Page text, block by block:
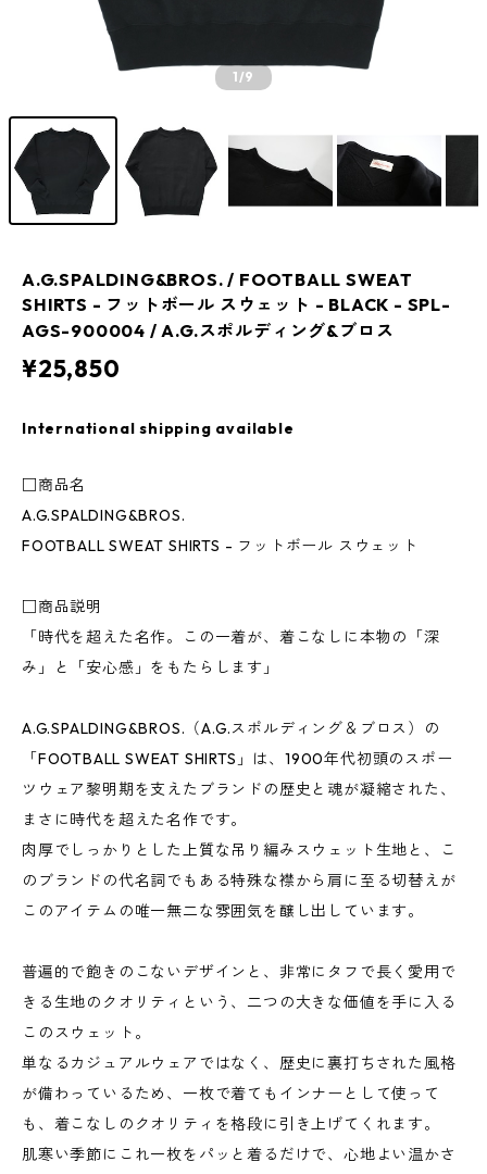
1/9
A.G.SPALDING&BROS. / FOOTBALL SWEAT
SHIRTS - フットボール スウェット - BLACK - SPL-
AGS-900004 / A.G.スポルディング&ブロス
¥25,850
International shipping available
□商品名
A.G.SPALDING&BROS.
FOOTBALL SWEAT SHIRTS - フットボール スウェット
□商品説明
「時代を超えた名作。この一着が、着こなしに本物の「深
み」と「安心感」をもたらします」
A.G.SPALDING&BROS.（A.G.スポルディング＆ブロス）の
「FOOTBALL SWEAT SHIRTS」は、1900年代初頭のスポー
ツウェア黎明期を支えたブランドの歴史と魂が凝縮された、
まさに時代を超えた名作です。
肉厚でしっかりとした上質な吊り編みスウェット生地と、こ
のブランドの代名詞でもある特殊な襟から肩に至る切替えが
このアイテムの唯一無二な雰囲気を醸し出しています。
普遍的で飽きのこないデザインと、非常にタフで長く愛用で
きる生地のクオリティという、二つの大きな価値を手に入る
このスウェット。
単なるカジュアルウェアではなく、歴史に裏打ちされた風格
が備わっているため、一枚で着てもインナーとして使って
も、着こなしのクオリティを格段に引き上げてくれます。
肌寒い季節にこれ一枚をパッと着るだけで、心地よい温かさ